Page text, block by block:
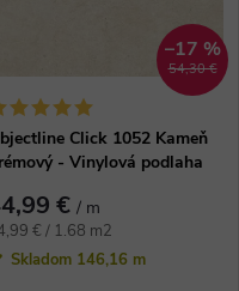
54,30 €
–17 %
Click 1052 Kameň
- Vinylová podlaha
€ / m
€ / 1.68 m2
Skladom 146,16 m